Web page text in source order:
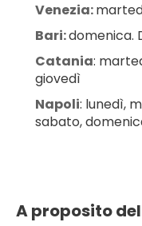
Venezia:
Bari: domenica.
Catania:
giovedì
Napoli: lunedì,
sabato,
A proposito